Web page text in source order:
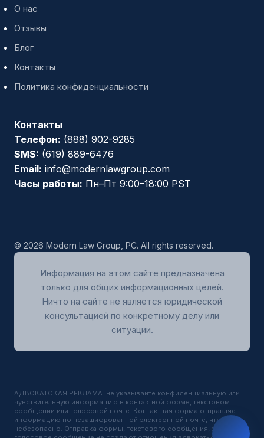
О нас
Отзывы
Блог
Контакты
Политика конфиденциальности
Контакты
Телефон: (888) 902-9285
SMS: (619) 889-6476
Email: info@modernlawgroup.com
Часы работы: Пн–Пт 9:00–18:00 PST
© 2026 Modern Law Group, PC. All rights reserved.
Информация на этом сайте предназначена
только для общих информационных целей.
Ничто на сайте не является юридической
консультацией по конкретному делу или
ситуации.
АДВОКАТСКАЯ РЕКЛАМА: не указывайте конфиденциальную или
чувствительную информацию в контактной форме, текстовом
сообщении или голосовой почте. Контактная форма отправляет
информацию по незашифрованной электронной почте, что
небезопасно. Отправка формы, текстового сообщения, звонок или